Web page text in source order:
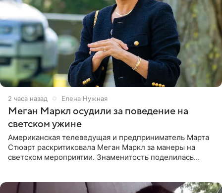
2 часа назад Елена Нужная
Меган Маркл осудили за поведение на
светском ужине
Американская телеведущая и предприниматель Марта
Стюарт раскритиковала Меган Маркл за манеры на
светском мероприятии. Знаменитость поделилась